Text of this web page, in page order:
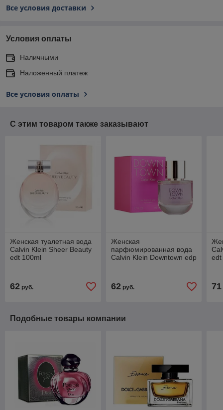
Все условия доставки
Условия оплаты
Наличными
Наложенный платеж
Все условия оплаты
С этим товаром также заказывают
Женская туалетная вода
Calvin Klein Sheer Beauty
edt 100ml
62 руб.
Женская
парфюмированная вода
Calvin Klein Downtown edp
62руб.
edt
71
Подобные товары компании